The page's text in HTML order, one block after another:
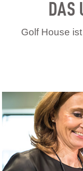
DAS
Golf House